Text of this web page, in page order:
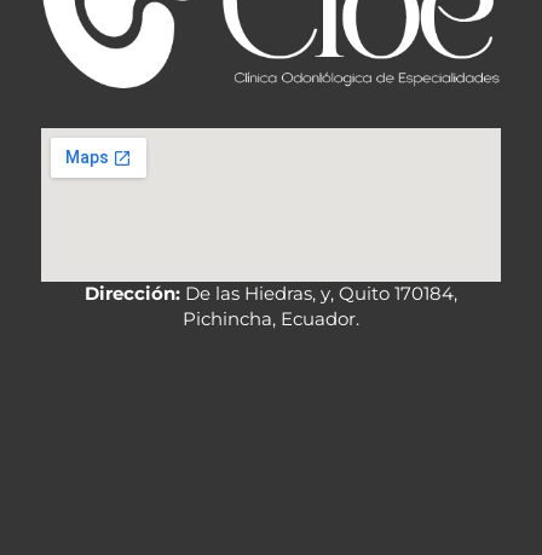
Dirección: De las Hiedras, y, Quito 170184,
Pichincha, Ecuador.